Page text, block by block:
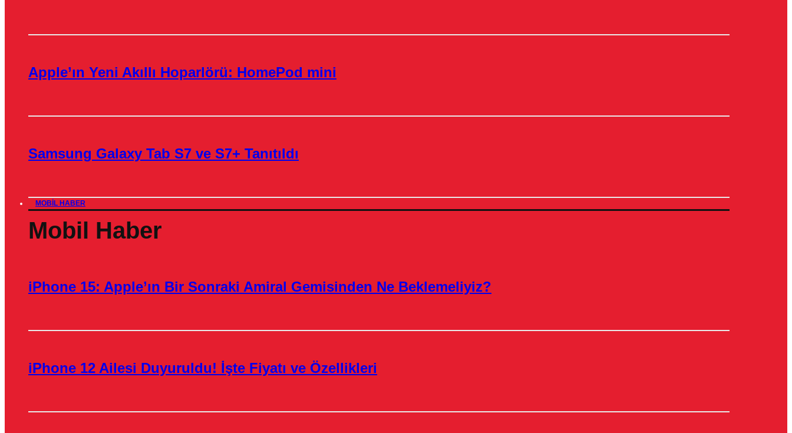
Apple’ın Yeni Akıllı Hoparlörü: HomePod mini
Samsung Galaxy Tab S7 ve S7+ Tanıtıldı
MOBIL HABER
Mobil Haber
iPhone 15: Apple’ın Bir Sonraki Amiral Gemisinden Ne Beklemeliyiz?
iPhone 12 Ailesi Duyuruldu! İşte Fiyatı ve Özellikleri